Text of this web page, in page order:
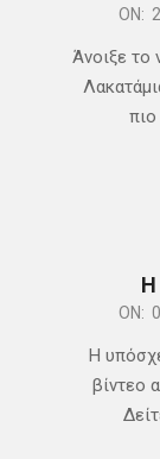
ON:
Άνοιξε το
Η
ON:
Η
βίντεο